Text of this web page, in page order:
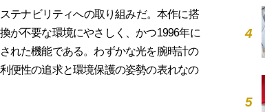
テナビリティへの取り組みだ。本作に搭
が不要な環境にやさしく、かつ1996年に
れた機能である。わずかな光を腕時計の
便性の追求と環境保護の姿勢の表れなの
4
5